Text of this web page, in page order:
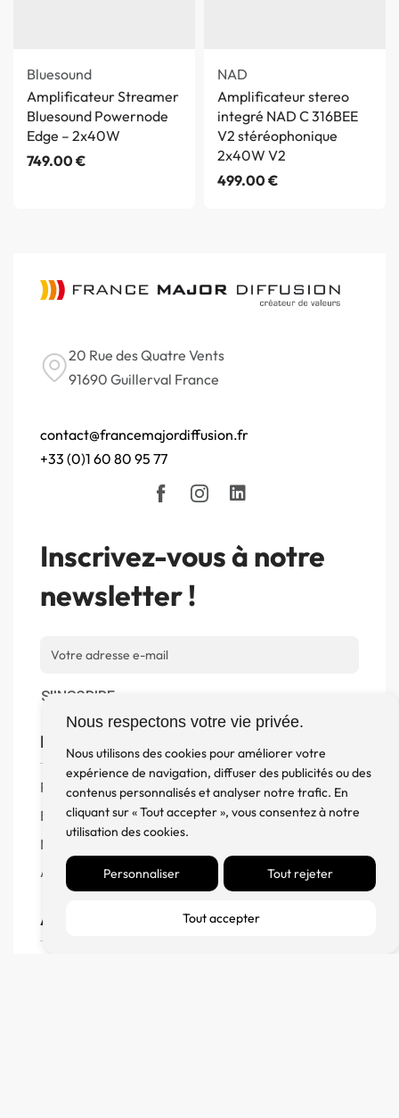
Nous respectons votre vie privée.
Nous utilisons des cookies pour améliorer votre
expérience de navigation, diffuser des publicités ou des
contenus personnalisés et analyser notre trafic. En
cliquant sur « Tout accepter », vous consentez à notre
utilisation des cookies.
Personnaliser Tout rejeter
Tout accepter
Bluesound
Amplificateur Streamer
Bluesound Powernode
Edge – 2x40W
749.00€
NAD
Amplificateur stereo
integré NAD C 316BEE
V2 stéréophonique
2x40W V2
499.00€
20 Rue des Quatre Vents
91690 Guillerval France
contact@francemajordiffusion.fr
+33 (0)1 60 80 95 77
Inscrivez-vous à notre
newsletter !
S'INSCRIRE
Boutique
Produits
Enceintes
Meuble, Rack et Support
Accessoires
Aide